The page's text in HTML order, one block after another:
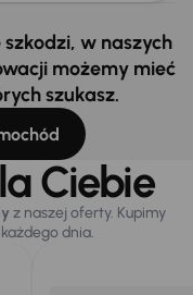
w naszych
możemy mieć
szukasz.
Ciebie
z naszej oferty. Kupimy
dnia.